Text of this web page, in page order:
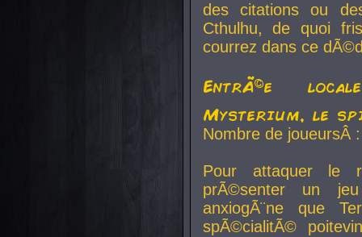
des citations ou
Cthulhu, de quoi
courrez dans ce
EntrÃ©e
Mysterium, le
Nombre de
Pour attaquer le
prÃ©senter un
anxiogÃ¨ne que
spÃ©cialitÃ©